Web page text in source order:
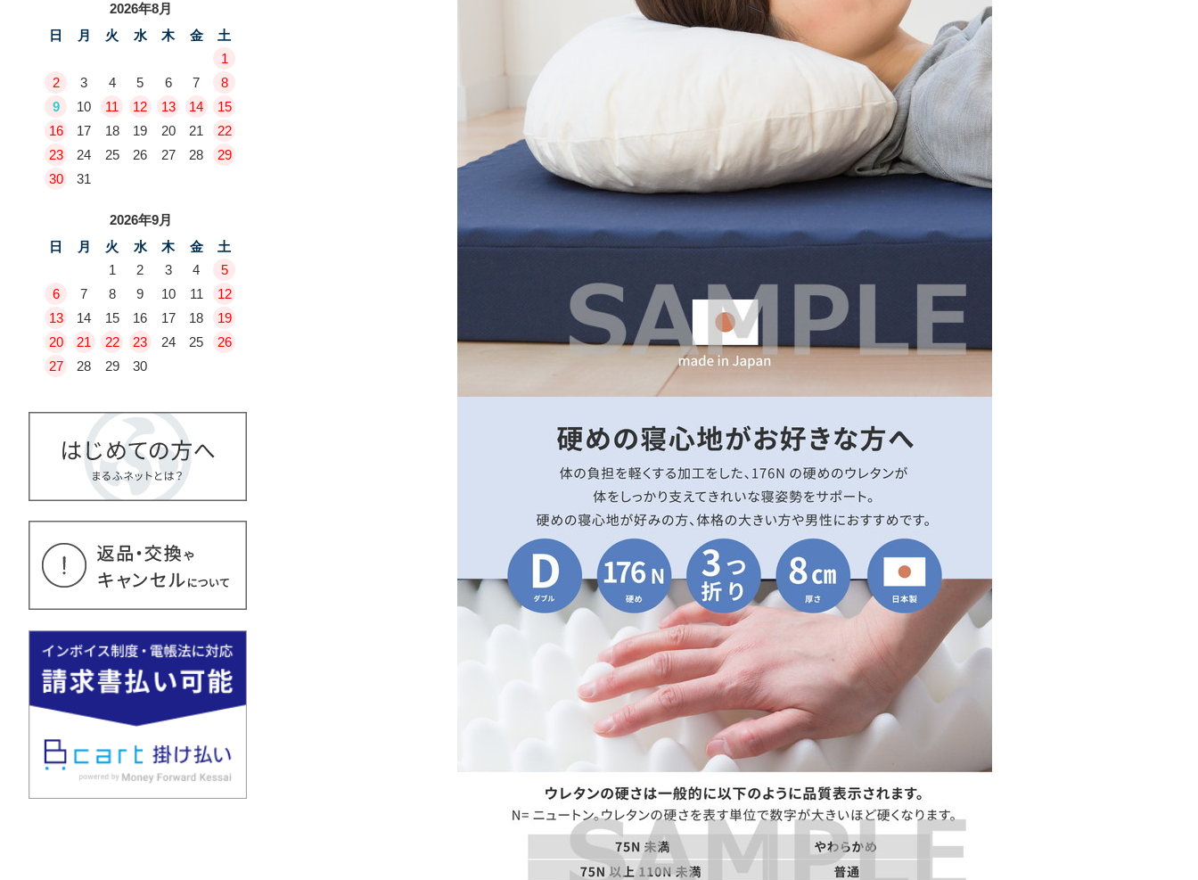
2026年8月
日
月 火 水 木 金
土
1
2
3 4 5 6 7
8
9
10 11 12 13 14
15
16
17 18 19 20 21
22
23
24 25 26 27 28
29
30
31
2026年9月
日
月 火 水 木 金
土
1
2 3 4
5
6
7 8 9 10 11
12
13
14 15 16 17 18
19
20
21 22 23 24 25
26
27
28 29 30